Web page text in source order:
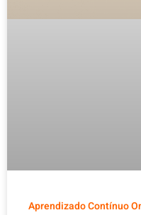
Aprendizado Contínuo